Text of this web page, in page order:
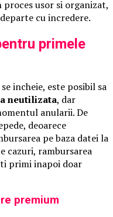
usor si organizat,
cu incredere.
primele
incheie, este posibil sa
neutilizata, dar
anularii. De
deoarece
pe baza datei la
cazuri, rambursarea
primi inapoi doar
premium